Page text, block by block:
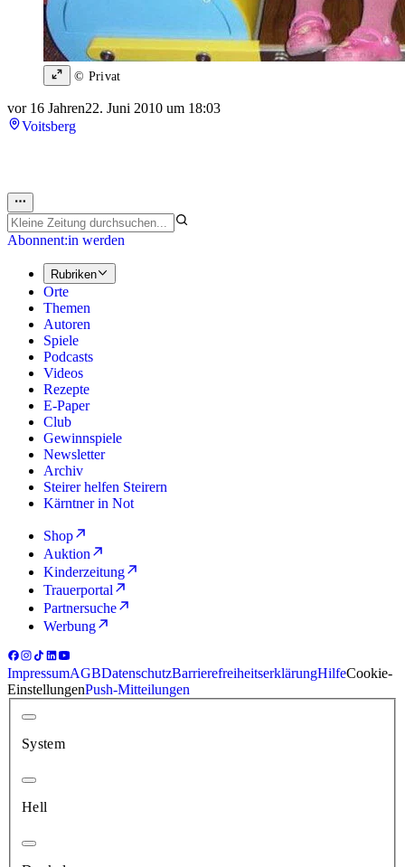
© Privat
vor 16 Jahren22. Juni 2010 um 18:03
Voitsberg
Abonnent:in werden
Rubriken
Orte
Themen
Autoren
Spiele
Podcasts
Videos
Rezepte
E-Paper
Club
Gewinnspiele
Newsletter
Archiv
Steirer helfen Steirern
Kärntner in Not
Shop
Auktion
Kinderzeitung
Trauerportal
Partnersuche
Werbung
ImpressumAGBDatenschutzBarrierefreiheitserklärungHilfeCookie-
EinstellungenPush-Mitteilungen
System
Hell